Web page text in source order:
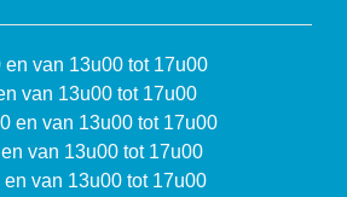
en van 13u00 tot 17u00
van 13u00 tot 17u00
en van 13u00 tot 17u00
van 13u00 tot 17u00
van 13u00 tot 17u00